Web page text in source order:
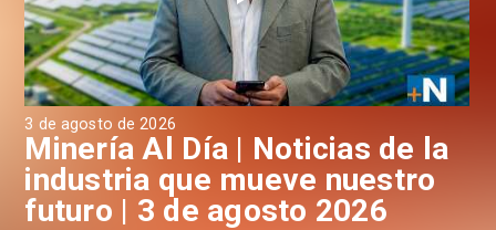
3 de agosto de 2026
Minería Al Día | Noticias de la
industria que mueve nuestro
futuro | 3 de agosto 2026